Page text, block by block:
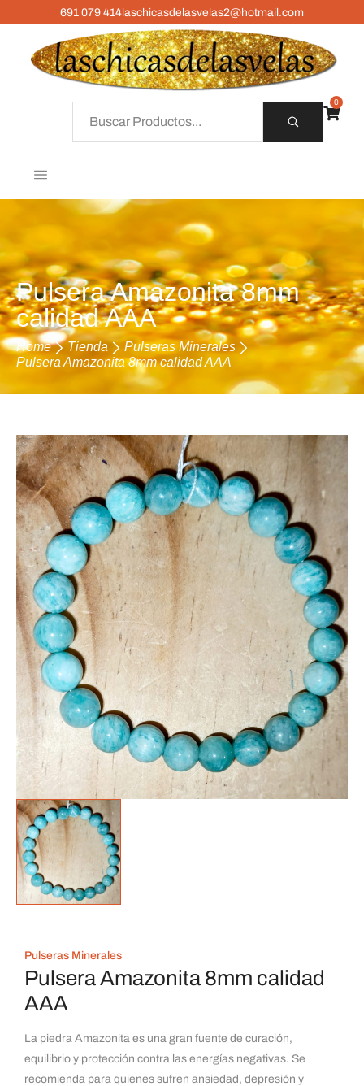
691 079 414laschicasdelasvelas2@hotmail.com
0
Pulsera Amazonita 8mm
calidad AAA
Home Tienda
Pulseras Minerales
Pulsera Amazonita 8mm calidad AAA
Pulseras Minerales
Pulsera Amazonita 8mm calidad
AAA
La piedra Amazonita es una gran fuente de curación,
equilibrio y protección contra las energías negativas. Se
recomienda para quienes sufren ansiedad, depresión y